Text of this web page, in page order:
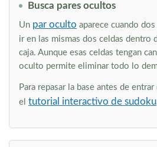
Busca pares ocultos
Un par oculto aparece cuando
ir en las mismas dos celdas dentro
caja. Aunque esas celdas tengan
oculto permite eliminar todo lo
Para repasar la base antes de
el tutorial interactivo de sudoku